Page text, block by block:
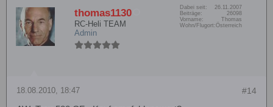
thomas1130
RC-Heli TEAM
Admin
Dabei seit:
26.11.2007
Beiträge:
26098
Vorname:
Thomas
Wohn/Flugort:Österreich
#14
18.08.2010, 18:47